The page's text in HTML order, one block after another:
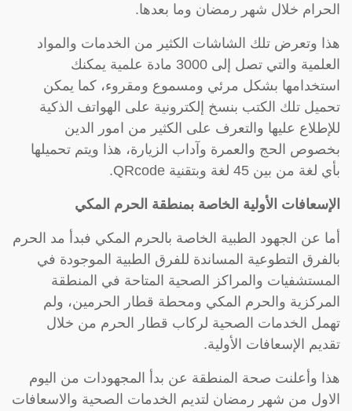
الحرام خلال شهر رمضان وما بعدها.
هذا وتعرض تلك الشاشات الكثير من الخدمات والمواد
العلمية والتي تصل إلى 3000 مادة علمية يمكنك
استخدامها بشكل مرئي ومسموع ومقروء، كما يمكن
تحميل تلك الكتب بنسخ إلكترونية على الهواتف الذكية
للإطلاع عليها والتعرف على الكثير من امور الدين
بخصوص الحج والعمرة وآداب الزيارة، هذا ويتم تحميلها
بأي لغة من بين 45 لغة وبتقنية QRcode.
الإسعافات الأولية الخاصة بمنطقة الحرم المكي
أما عن الجهود الطبية الخاصة بالحرم المكي فبدأ مد الحرم
بالفرق التطوعية المساندة للفرق الطبية الموجودة في
المستشفيات والمراكز الصحية المتاحة في المنطقة
المركزية والحرم المكي ومحطة قطار الحرمين، ولم
تهمل الخدمات الصحية لركاب قطار الحرم من خلال
تقديم الإسعافات الأولية.
هذا وأعلنت صحة المنطقة عن بدأ المجهودات من اليوم
الاول من شهر رمضان لتديم الخدمات الصحية والاسعافات